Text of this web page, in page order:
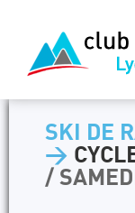
SKI DE
>
/